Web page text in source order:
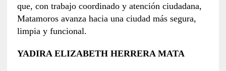
que, con trabajo coordinado y atención ciudadana,
Matamoros avanza hacia una ciudad más segura,
limpia y funcional.
YADIRA ELIZABETH HERRERA MATA